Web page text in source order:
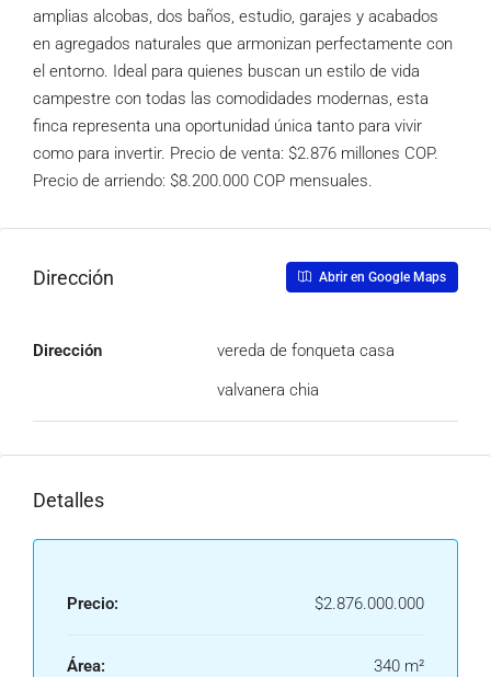
amplias alcobas, dos baños, estudio, garajes y acabados
en agregados naturales que armonizan perfectamente con
el entorno. Ideal para quienes buscan un estilo de vida
campestre con todas las comodidades modernas, esta
finca representa una oportunidad única tanto para vivir
como para invertir. Precio de venta: $2.876 millones COP.
Precio de arriendo: $8.200.000 COP mensuales.
Dirección Abrir en Google Maps
Dirección
vereda de fonqueta casa
valvanera chia
Detalles
Precio: $2.876.000.000
Área: 340 m²